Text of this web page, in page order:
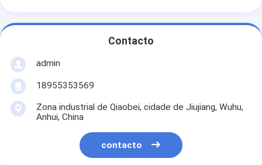
Contacto
admin
18955353569
Zona industrial de Qiaobei, cidade de Jiujiang, Wuhu,
Anhui, China
contacto